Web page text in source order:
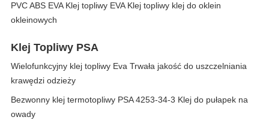
PVC ABS EVA Klej topliwy EVA Klej topliwy klej do oklein
okleinowych
Klej Topliwy PSA
Wielofunkcyjny klej topliwy Eva Trwała jakość do uszczelniania
krawędzi odzieży
Bezwonny klej termotopliwy PSA 4253-34-3 Klej do pułapek na
owady